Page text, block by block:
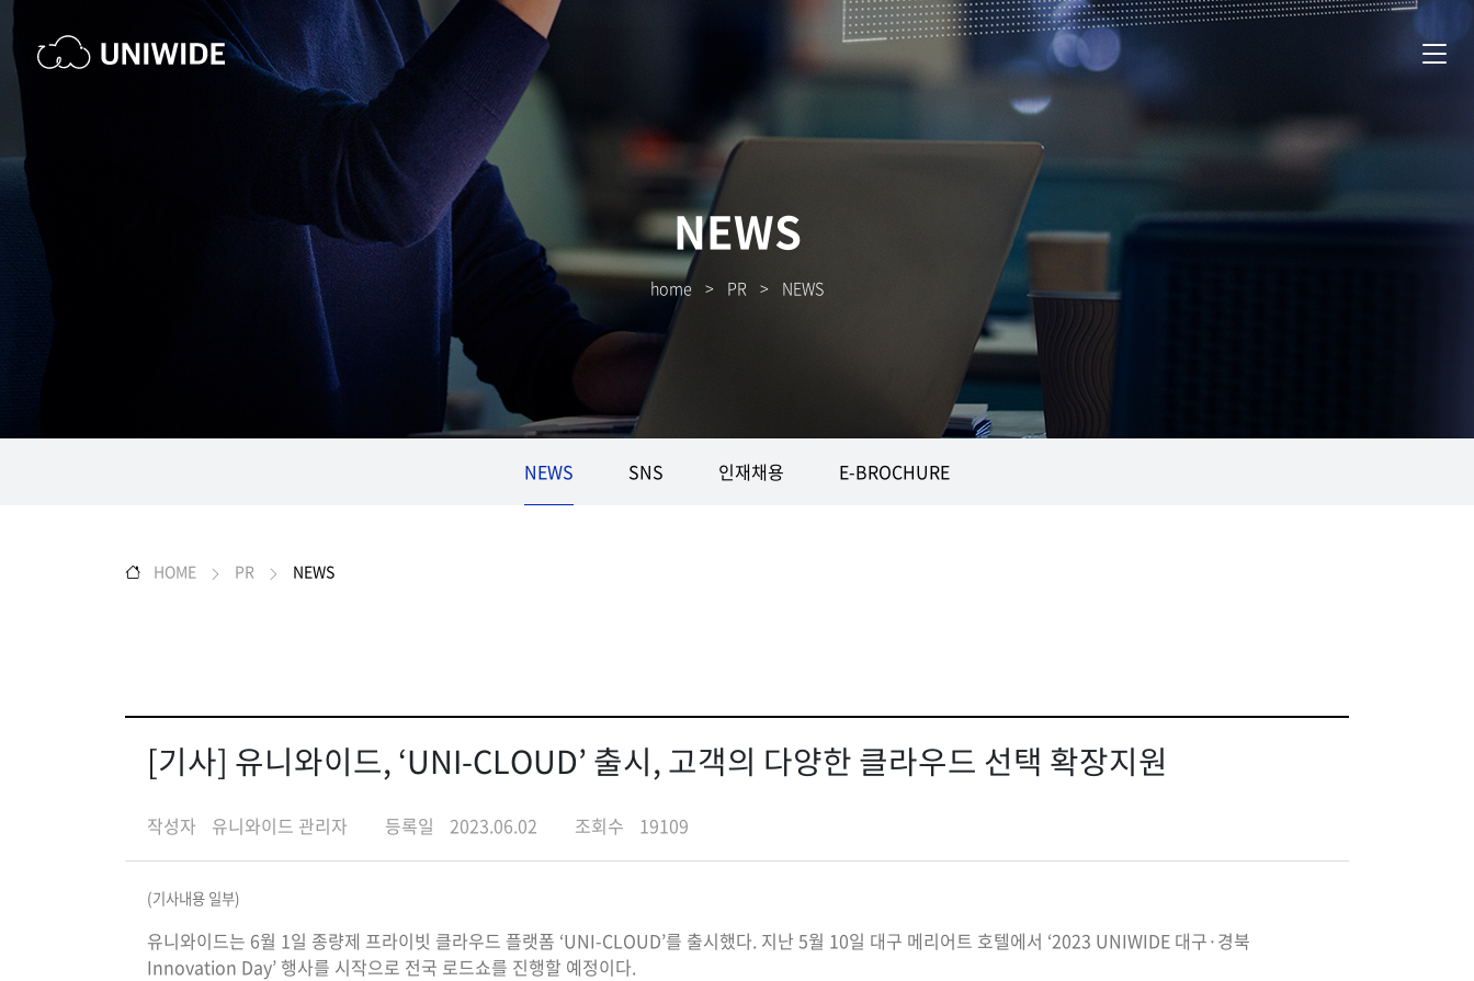
NEWS
home > PR > NEWS
NEWS SNS 인재채용 E-BROCHURE
HOME PR NEWS
[기사] 유니와이드, ‘UNI-CLOUD’ 출시, 고객의 다양한 클라우드 선택 확장지원
작성자 유니와이드 관리자 등록일 2023.06.02 조회수 19109
(기사내용 일부)
유니와이드는 6월 1일 종량제 프라이빗 클라우드 플랫폼 ‘UNI-CLOUD’를 출시했다. 지난 5월 10일 대구 메리어트 호텔에서 ‘2023 UNIWIDE 대구·경북
Innovation Day’ 행사를 시작으로 전국 로드쇼를 진행할 예정이다.